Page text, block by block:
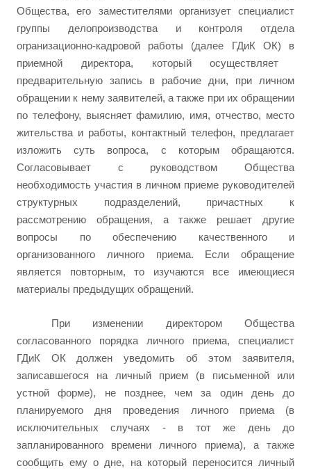
Общества, его заместителями организует специалист
группы делопроизводства и контроля отдела
огранизационно-кадровой работы (далее ГДиК ОК) в
приемной директора, который осуществляет
предварительную запись в рабочие дни, при личном
обращении к нему заявителей, а также при их обращении
по телефону, выясняет фамилию, имя, отчество, место
жительства и работы, контактный телефон, предлагает
изложить суть вопроса, с которым обращаются.
Согласовывает с руководством Общества
необходимость участия в личном приеме руководителей
структурных подразделений, причастных к
рассмотрению обращения, а также решает другие
вопросы по обеспечению качественного и
организованного личного приема. Если обращение
является повторным, то изучаются все имеющиеся
материалы предыдущих обращений.
При изменении директором Общества
согласованного порядка личного приема, специалист
ГДиК ОК должен уведомить об этом заявителя,
записавшегося на личный прием (в письменной или
устной форме), не позднее, чем за один день до
планируемого дня проведения личного приема (в
исключительных случаях - в тот же день до
запланированного времени личного приема), а также
сообщить ему о дне, на который переносится личный